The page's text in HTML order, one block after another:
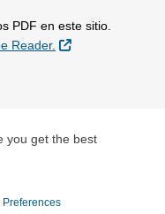
you get the best
PDF en este sitio.
Reader.
Sitio Externo